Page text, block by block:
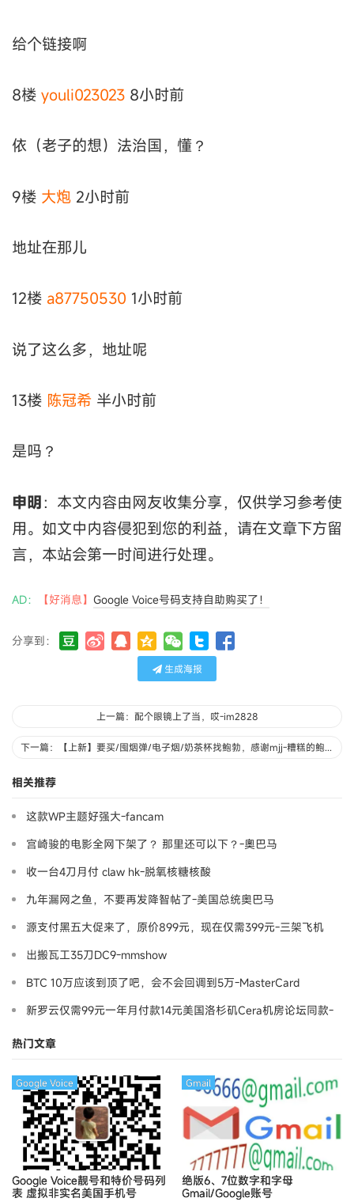
给个链接啊
8楼 youli023023 8小时前
依（老子的想）法治国，懂？
9楼 大炮 2小时前
地址在那儿
12楼 a87750530 1小时前
说了这么多，地址呢
13楼 陈冠希 半小时前
是吗？
申明：本文内容由网友收集分享，仅供学习参考使
用。如文中内容侵犯到您的利益，请在文章下方留
言，本站会第一时间进行处理。
AD： 【好消息】 Google Voice号码支持自助购买了！
分享到：
生成海报
上一篇：配个眼镜上了当，哎-im2828
下一篇：【上新】要买/囤烟弹/电子烟/奶茶杯找鲍勃，感谢mjj-糟糕的鲍勃
相关推荐
这款WP主题好强大-fancam
宫崎骏的电影全网下架了？ 那里还可以下？-奧巴马
收一台4刀月付 claw hk-脱氧核糖核酸
九年漏网之鱼，不要再发降智帖了-美国总统奥巴马
源支付黑五大促来了，原价899元，现在仅需399元-三架飞机
出搬瓦工35刀DC9-mmshow
BTC 10万应该到顶了吧，会不会回调到5万-MasterCard
新罗云仅需99元一年月付款14元美国洛杉矶Cera机房论坛同款-
热门文章
Google Voice靓号和特价号码列
表 虚拟非实名美国手机号
Google Voice
绝版6、7位数字和字母
Gmail/Google账号
Gmail